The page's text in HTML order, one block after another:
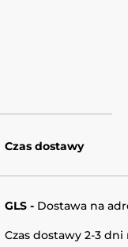
Czas dostawy
GLS - Dostawa na
Czas dostawy 2-3 dni